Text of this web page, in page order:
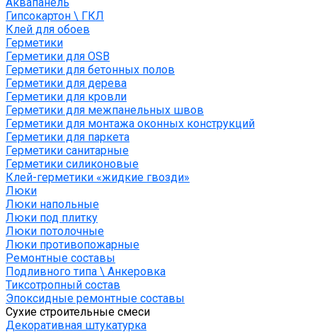
Гипсокартон \ ГКЛ
Клей для обоев
Герметики
Герметики для OSB
Герметики для бетонных полов
Герметики для дерева
Герметики для кровли
Герметики для межпанельных швов
Герметики для монтажа оконных конструкций
Герметики для паркета
Герметики санитарные
Герметики силиконовые
Клей-герметики «жидкие гвозди»
Люки
Люки напольные
Люки под плитку
Люки потолочные
Люки противопожарные
Ремонтные составы
Подливного типа \ Анкеровка
Тиксотропный состав
Эпоксидные ремонтные составы
Сухие строительные смеси
Декоративная штукатурка